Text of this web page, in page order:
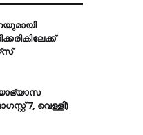
7, വെള്ളി)